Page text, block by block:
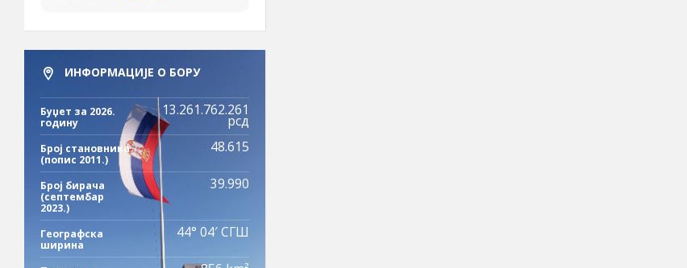
ИНФОРМАЦИЈЕ О БОРУ
Буџет за 2026.
годину
13.261.762.261
рсд
Број становника
(попис 2011.)
48.615
Број бирача
(септембар
2023.)
39.990
Географска
ширина
44° 04′ СГШ